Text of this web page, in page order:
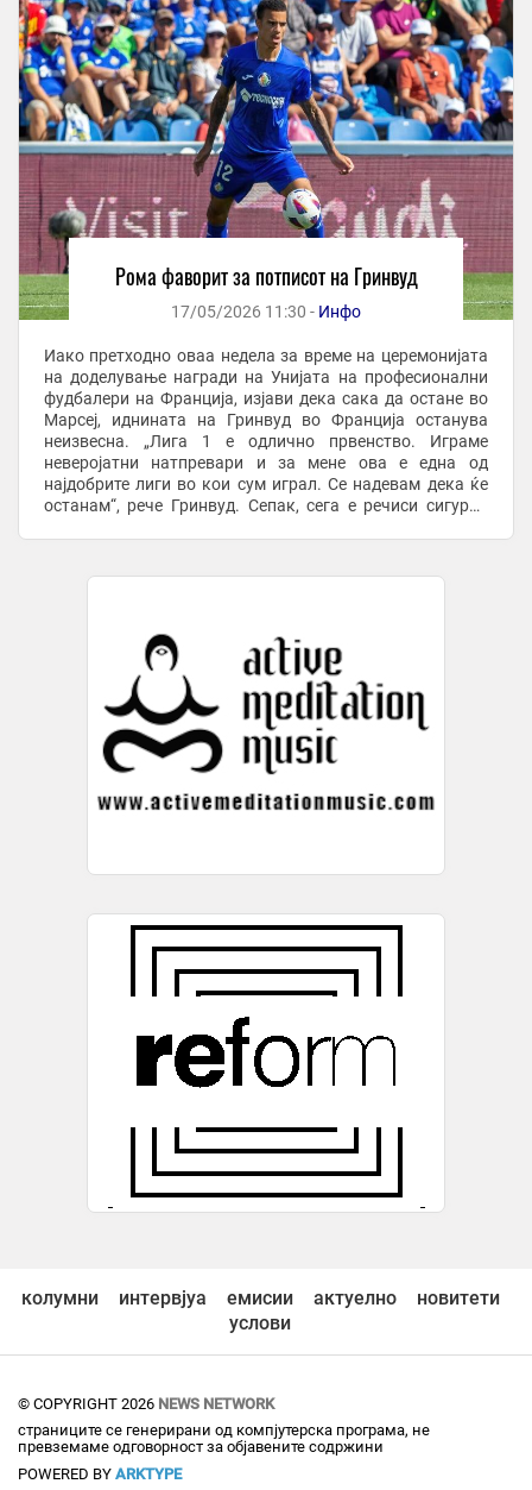
Рома фаворит за потписот на Гринвуд
17/05/2026 11:30 - Инфо
Иако претходно оваа недела за време на церемонијата
на доделување награди на Унијата на професионални
фудбалери на Франција, изјави дека сака да остане во
Марсеј, иднината на Гринвуд во Франција останува
неизвесна. „Лига 1 е одлично првенство. Играме
неверојатни натпревари и за мене ова е една од
најдобрите лиги во кои сум играл. Се надевам дека ќе
останам“, рече Гринвуд. Сепак, сега е речиси сигурно
колумни интервјуа емисии актуелно
новитети
услови
© COPYRIGHT 2026 NEWS NETWORK
страниците се генерирани од компјутерска програма, не
превземаме одговорност за објавените содржини
POWERED BY ARKTYPE